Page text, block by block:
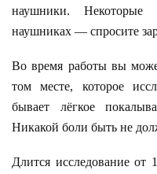
наушники.
наушниках — спросите
Во время работы вы
том месте, которое
бывает лёгкое
Никакой боли быть не
Длится исследование от